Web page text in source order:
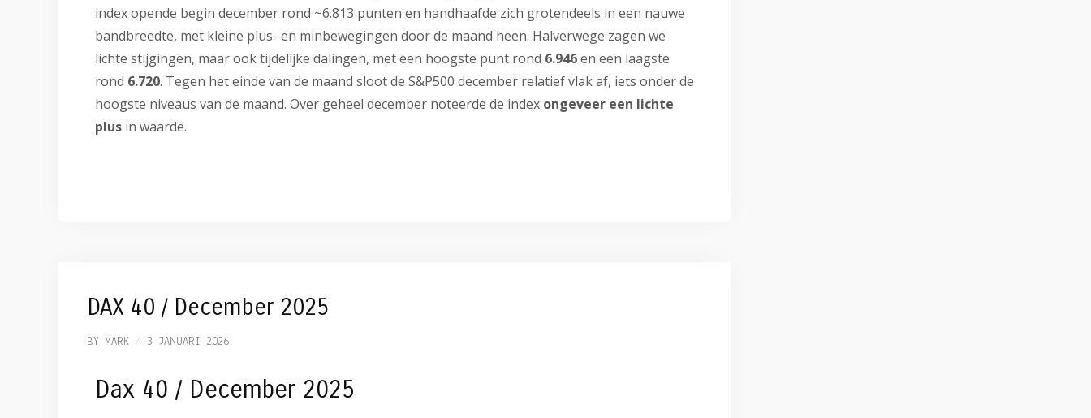
index opende begin december rond ~6.813 punten en handhaafde zich grotendeels in een nauwe
bandbreedte, met kleine plus- en minbewegingen door de maand heen. Halverwege zagen we
lichte stijgingen, maar ook tijdelijke dalingen, met een hoogste punt rond 6.946en een laagste
rond 6.720. Tegen het einde van de maand sloot de S&P500 december relatief vlak af, iets onder de
hoogste niveaus van de maand. Over geheel december noteerde de index ongeveer een lichte
plus in waarde.
DAX 40 / December 2025
BY MARK 3 JANUARI 2026
Dax 40 / December 2025